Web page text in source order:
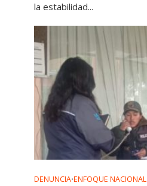
la estabilidad...
DENUNCIA•ENFOQUE NACIONAL